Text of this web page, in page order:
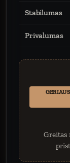
Stabilumas
Privalumas
Greitas